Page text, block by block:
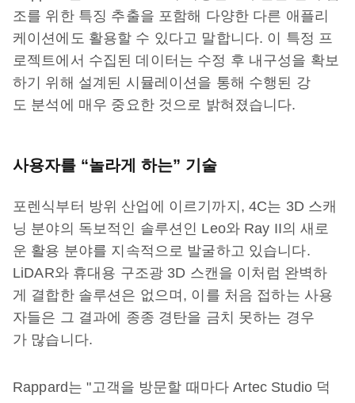
조를 위한 특징 추출을 포함해 다양한 다른 애플리
케이션에도 활용할 수 있다고 말합니다. 이 특정 프
로젝트에서 수집된 데이터는 수정 후 내구성을 확보
하기 위해 설계된 시뮬레이션을 통해 수행된 강
도 분석에 매우 중요한 것으로 밝혀졌습니다.
사용자를 “놀라게 하는” 기술
포렌식부터 방위 산업에 이르기까지, 4C는 3D 스캐
닝 분야의 독보적인 솔루션인 Leo와 Ray II의 새로
운 활용 분야를 지속적으로 발굴하고 있습니다.
LiDAR와 휴대용 구조광 3D 스캔을 이처럼 완벽하
게 결합한 솔루션은 없으며, 이를 처음 접하는 사용
자들은 그 결과에 종종 경탄을 금치 못하는 경우
가 많습니다.
Rappard는 "고객을 방문할 때마다 Artec Studio 덕